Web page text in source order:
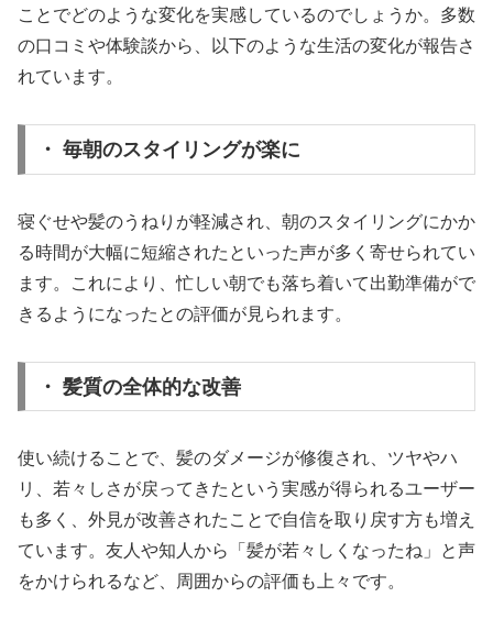
ことでどのような変化を実感しているのでしょうか。多数
の口コミや体験談から、以下のような生活の変化が報告さ
れています。
・ 毎朝のスタイリングが楽に
寝ぐせや髪のうねりが軽減され、朝のスタイリングにかか
る時間が大幅に短縮されたといった声が多く寄せられてい
ます。これにより、忙しい朝でも落ち着いて出勤準備がで
きるようになったとの評価が見られます。
・ 髪質の全体的な改善
使い続けることで、髪のダメージが修復され、ツヤやハ
リ、若々しさが戻ってきたという実感が得られるユーザー
も多く、外見が改善されたことで自信を取り戻す方も増え
ています。友人や知人から「髪が若々しくなったね」と声
をかけられるなど、周囲からの評価も上々です。